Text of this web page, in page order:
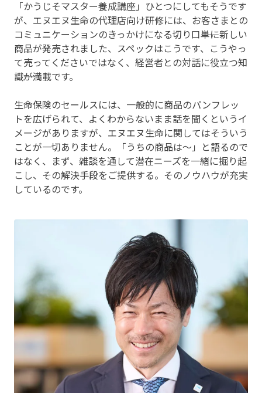
「かうじそマスター養成講座」ひとつにしてもそうです
が、エヌエヌ生命の代理店向け研修には、お客さまとの
コミュニケーションのきっかけになる切り口――単に新しい
商品が発売されました、スペックはこうです、こうやっ
て売ってくださいではなく、経営者との対話に役立つ知
識――が満載です。
生命保険のセールスには、一般的に商品のパンフレッ
トを広げられて、よくわからないまま話を聞くというイ
メージがありますが、エヌエヌ生命に関してはそういう
ことが一切ありません。「うちの商品は〜」と語るので
はなく、まず、雑談を通して潜在ニーズを一緒に掘り起
こし、その解決手段をご提供する。そのノウハウが充実
しているのです。